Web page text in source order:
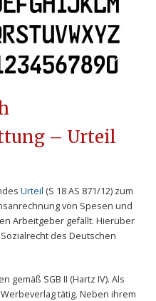
– Urteil
Urteil (S 18 AS 871/12) zum
von Spesen und
Arbeitgeber gefällt. Hierüber
des Deutschen
gemäß SGB II (Hartz IV). Als
tätig. Neben ihrem